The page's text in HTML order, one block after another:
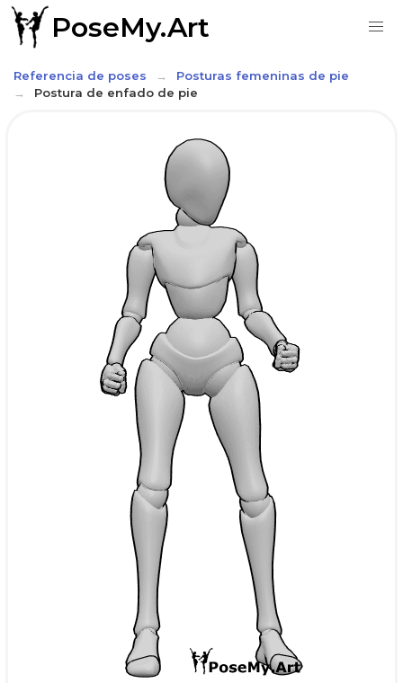
PoseMy.Art
Referencia de poses
Posturas femeninas de pie
Postura de enfado de pie